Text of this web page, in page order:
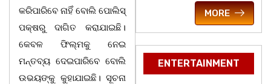
କରିପାରିବେ ନାହିଁ ବୋଲି ପୋଲିସ୍
ପକ୍ଷରୁ ଦାଗିତ କରାଯାଇଛି।
କେବଳ ଫିଲ୍ମକୁ ନେଇ
ମନ୍ତବ୍ୟ ଦେଇପାରିବେ ବୋଲି
ଉଭୟଙ୍କୁ କୁହାଯାଇଛି। ସୂଚନା
MORE
ENTERTAINMENT